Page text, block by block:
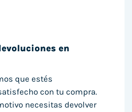
en
que estés
con tu compra.
necesitas devolver